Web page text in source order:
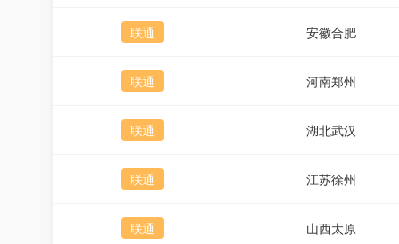
联通 安徽合肥
联通 河南郑州
联通 湖北武汉
联通 江苏徐州
联通 山西太原